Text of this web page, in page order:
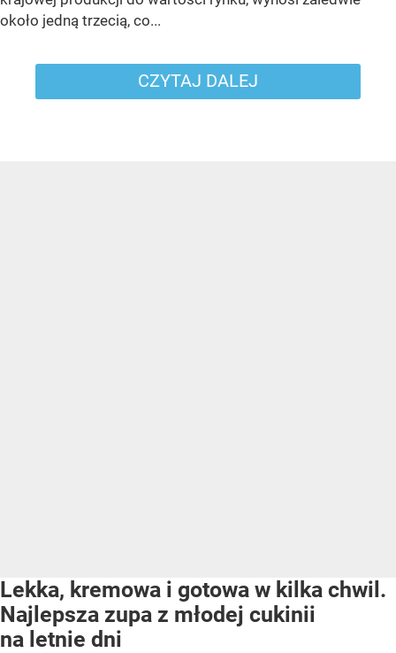
około jedną trzecią, co...
CZYTAJ DALEJ
Lekka, kremowa i gotowa w kilka chwil.
Najlepsza zupa z młodej cukinii
na letnie dni